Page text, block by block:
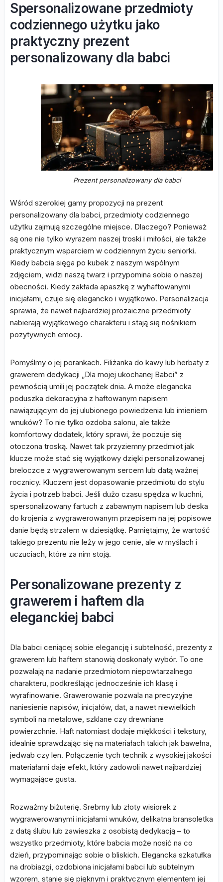
Spersonalizowane przedmioty
codziennego użytku jako
praktyczny prezent
personalizowany dla babci
Prezent personalizowany dla babci
Wśród szerokiej gamy propozycji na prezent
personalizowany dla babci, przedmioty codziennego
użytku zajmują szczególne miejsce. Dlaczego? Ponieważ
są one nie tylko wyrazem naszej troski i miłości, ale także
praktycznym wsparciem w codziennym życiu seniorki.
Kiedy babcia sięga po kubek z naszym wspólnym
zdjęciem, widzi naszą twarz i przypomina sobie o naszej
obecności. Kiedy zakłada apaszkę z wyhaftowanymi
inicjałami, czuje się elegancko i wyjątkowo. Personalizacja
sprawia, że nawet najbardziej prozaiczne przedmioty
nabierają wyjątkowego charakteru i stają się nośnikiem
pozytywnych emocji.
Pomyślmy o jej porankach. Filiżanka do kawy lub herbaty z
grawerem dedykacji „Dla mojej ukochanej Babci” z
pewnością umili jej początek dnia. A może elegancka
poduszka dekoracyjna z haftowanym napisem
nawiązującym do jej ulubionego powiedzenia lub imieniem
wnuków? To nie tylko ozdoba salonu, ale także
komfortowy dodatek, który sprawi, że poczuje się
otoczona troską. Nawet tak przyziemny przedmiot jak
klucze może stać się wyjątkowy dzięki personalizowanej
breloczce z wygrawerowanym sercem lub datą ważnej
rocznicy. Kluczem jest dopasowanie przedmiotu do stylu
życia i potrzeb babci. Jeśli dużo czasu spędza w kuchni,
spersonalizowany fartuch z zabawnym napisem lub deska
do krojenia z wygrawerowanym przepisem na jej popisowe
danie będą strzałem w dziesiątkę. Pamiętajmy, że wartość
takiego prezentu nie leży w jego cenie, ale w myślach i
uczuciach, które za nim stoją.
Personalizowane prezenty z
grawerem i haftem dla
eleganckiej babci
Dla babci ceniącej sobie elegancję i subtelność, prezenty z
grawerem lub haftem stanowią doskonały wybór. To one
pozwalają na nadanie przedmiotom niepowtarzalnego
charakteru, podkreślając jednocześnie ich klasę i
wyrafinowanie. Grawerowanie pozwala na precyzyjne
naniesienie napisów, inicjałów, dat, a nawet niewielkich
symboli na metalowe, szklane czy drewniane
powierzchnie. Haft natomiast dodaje miękkości i tekstury,
idealnie sprawdzając się na materiałach takich jak bawełna,
jedwab czy len. Połączenie tych technik z wysokiej jakości
materiałami daje efekt, który zadowoli nawet najbardziej
wymagające gusta.
Rozważmy biżuterię. Srebrny lub złoty wisiorek z
wygrawerowanymi inicjałami wnuków, delikatna bransoletka
z datą ślubu lub zawieszka z osobistą dedykacją – to
wszystko przedmioty, które babcia może nosić na co
dzień, przypominając sobie o bliskich. Elegancka szkatułka
na drobiazgi, ozdobiona inicjałami babci lub subtelnym
wzorem, stanie się pięknym i praktycznym elementem jej